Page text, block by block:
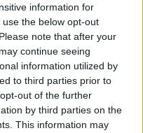
information for
the below opt-out
note that after your
continue seeing
information utilized by
to third parties prior to
out of the further
by third parties on the
This information may
zombiként
fiatalok még, bírniuk
József